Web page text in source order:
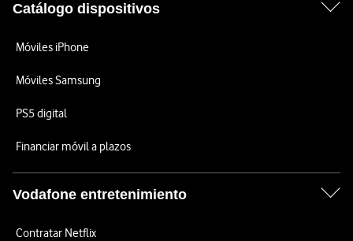
Catálogo dispositivos
Móviles iPhone
Móviles Samsung
PS5 digital
Financiar móvil a plazos
Vodafone entretenimiento
Contratar Netflix